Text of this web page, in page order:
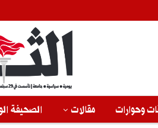
وحوارات مقالات الصحيفة